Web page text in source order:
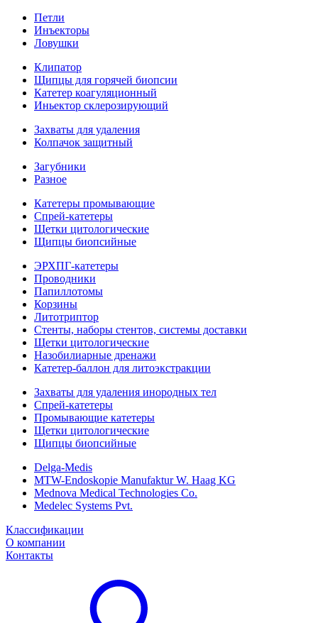
Петли
Инъекторы
Ловушки
Клипатор
Щипцы для горячей биопсии
Катетер коагуляционный
Иньектор склерозирующий
Захваты для удаления
Колпачок защитный
Загубники
Разное
Катетеры промывающие
Спрей-катетеры
Щетки цитологические
Щипцы биопсийные
ЭРХПГ-катетеры
Проводники
Папиллотомы
Корзины
Литотриптор
Стенты, наборы стентов, системы доставки
Щетки цитологические
Назобилиарные дренажи
Катетер-баллон для литоэкстракции
Захваты для удаления инородных тел
Спрей-катетеры
Промывающие катетеры
Щетки цитологические
Щипцы биопсийные
Delga-Medis
MTW-Endoskopie Manufaktur W. Haag KG
Mednova Medical Technologies Co.
Medelec Systems Pvt.
Классификации
О компании
Контакты